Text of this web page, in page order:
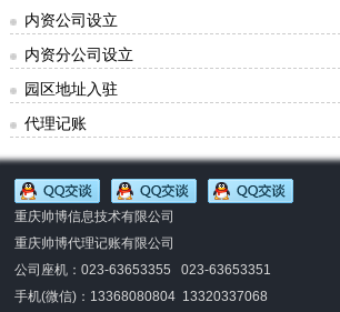
内资公司设立
内资分公司设立
园区地址入驻
代理记账
重庆帅博信息技术有限公司
重庆帅博代理记账有限公司
公司座机：023-63653355 023-63653351
手机(微信)： 13368080804 13320337068